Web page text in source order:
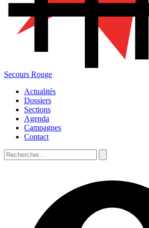
Secours Rouge
Actualités
Dossiers
Sections
Agenda
Campagnes
Contact